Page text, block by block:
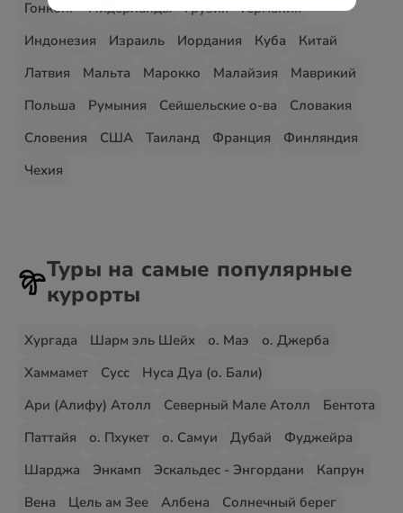
Гонконг
Нидерланды Грузия
Германия
Индонезия
Израиль Иордания Куба
Китай
Латвия
Мальта Марокко Малайзия
Маврикий
Польша
Румыния Сейшельские о-ва
Словакия
Словения
США Таиланд Франция
Финляндия
Чехия
Туры на самые популярные
курорты
Хургада Шарм эль Шейх о. Маэ
о. Джерба
Хаммамет
Сусс
Нуса Дуа (о. Бали)
Ари (Алифу) Атолл
Северный Мале Атолл
Бентота
Паттайя
о. Пхукет о. Самуи Дубай
Фуджейра
Шарджа
Энкамп Эскальдес - Энгордани
Капрун
Вена
Цель ам Зее Албена
Солнечный берег